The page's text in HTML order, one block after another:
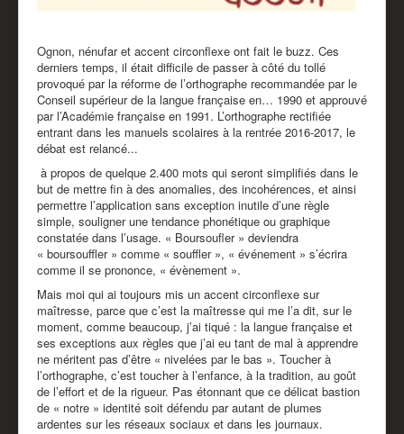
Ognon, nénufar et accent circonflexe ont fait le buzz. Ces
derniers temps, il était difficile de passer à côté du tollé
provoqué par la réforme de l’orthographe recommandée par le
Conseil supérieur de la langue française en… 1990 et approuvé
par l’Académie française en 1991. L’orthographe rectifiée
entrant dans les manuels scolaires à la rentrée 2016-2017, le
débat est relancé...
à propos de quelque 2.400 mots qui seront simplifiés dans le
but de mettre fin à des anomalies, des incohérences, et ainsi
permettre l’application sans exception inutile d’une règle
simple, souligner une tendance phonétique ou graphique
constatée dans l’usage. « Boursoufler » deviendra
« boursouffler » comme « souffler », « événement » s’écrira
comme il se prononce, « évènement ».
Mais moi qui ai toujours mis un accent circonflexe sur
maîtresse, parce que c’est la maîtresse qui me l’a dit, sur le
moment, comme beaucoup, j’ai tiqué : la langue française et
ses exceptions aux règles que j’ai eu tant de mal à apprendre
ne méritent pas d’être « nivelées par le bas ». Toucher à
l’orthographe, c’est toucher à l’enfance, à la tradition, au goût
de l’effort et de la rigueur. Pas étonnant que ce délicat bastion
de « notre » identité soit défendu par autant de plumes
ardentes sur les réseaux sociaux et dans les journaux.